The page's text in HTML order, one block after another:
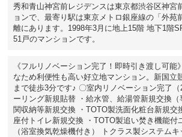
秀和青山神宮前レジデンスは東京都渋谷区神宮
ョンで、最寄り駅は東京メトロ銀座線の「外苑
離にあります。1998年3月に地上15階 地下1階
51戸のマンションです。
《フルリノベーション完了！即時引き渡し可能
なため利便性も高い好立地マンション。新国立
まで徒歩3分です♪ 〇室内リノベーション完了
ーリング新規貼替 ・給水管、給湯管新規交換
関収納等新規交換 ・TOTO製洗面化粧台新規交
座付トイレ新規交換 ・TOTO製追い焚き機能付
（浴室換気乾燥機付き） トクラス製システム